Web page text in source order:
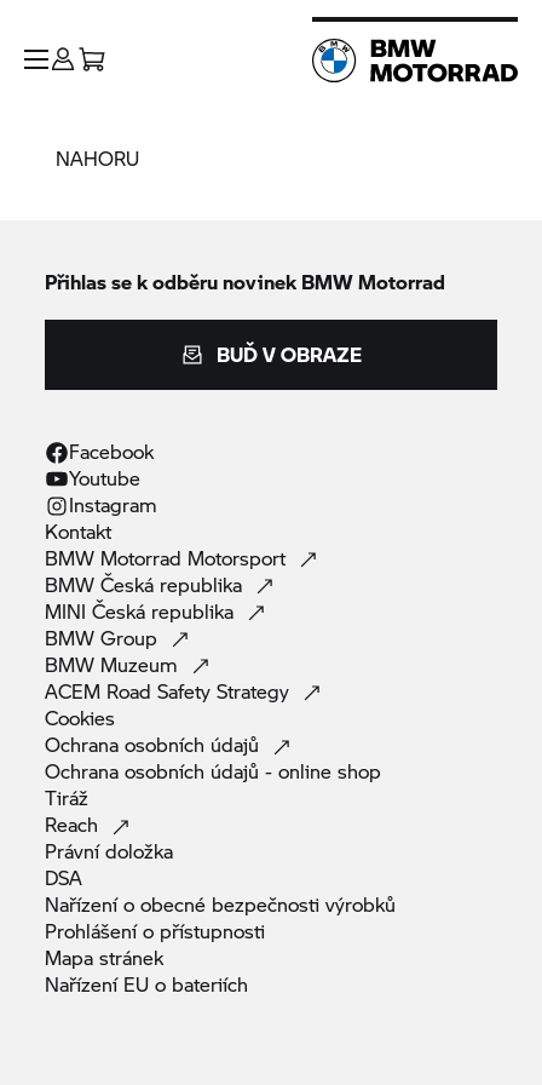
NAHORU
Přihlas se k odběru novinek BMW Motorrad
BUĎ V OBRAZE
Facebook
Youtube
Instagram
Kontakt
BMW Motorrad Motorsport
BMW Česká republika
MINI Česká republika
BMWGroup
BMW Muzeum
ACEM Road SafetyStrategy
Cookies
Ochrana osobních údajů
Ochrana osobních údajů - onlineshop
Tiráž
Reach
Právnídoložka
DSA
Nařízení o obecné bezpečnostivýrobků
Prohlášení o přístupnosti
Mapastránek
Nařízení EU o bateriích